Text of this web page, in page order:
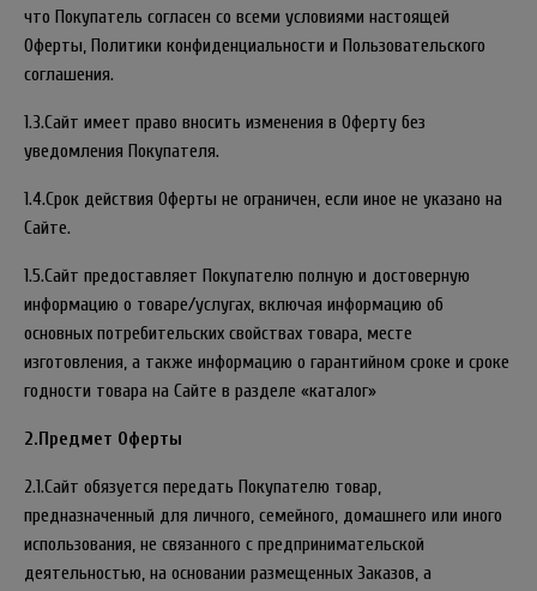
что Покупатель согласен со всеми условиями настоящей
Оферты, Политики конфиденциальности и Пользовательского
соглашения.
1.3.Сайт имеет право вносить изменения в Оферту без
уведомления Покупателя.
1.4.Срок действия Оферты не ограничен, если иное не указано на
Сайте.
1.5.Сайт предоставляет Покупателю полную и достоверную
информацию о товаре/услугах, включая информацию об
основных потребительских свойствах товара, месте
изготовления, а также информацию о гарантийном сроке и сроке
годности товара на Сайте в разделе «каталог»
2.Предмет Оферты
2.1.Сайт обязуется передать Покупателю товар,
предназначенный для личного, семейного, домашнего или иного
использования, не связанного с предпринимательской
деятельностью, на основании размещенных Заказов, а